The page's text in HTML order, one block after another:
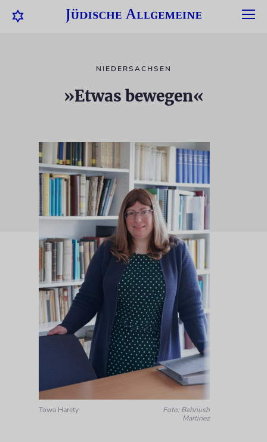
NIEDERSACHSEN
»Etwas bewegen«
Towa Harety
Foto: Behnush
Martinez